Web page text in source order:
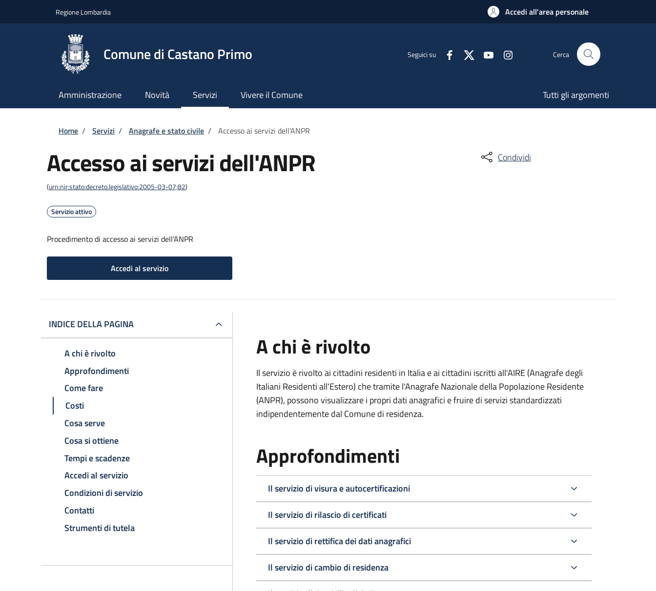
Regione Lombardia Accedi all'area personale
Comune di Castano Primo Seguici su Cerca
Amministrazione Novità Servizi Vivere il Comune Tutti gli argomenti
Briciole di pane
Home / Servizi / Anagrafe e stato civile / Accesso ai servizi dell'ANPR
Accesso ai servizi dell'ANPR
(urn:nir:stato:decreto.legislativo:2005-03-07;82)
Servizio attivo
Procedimento di accesso ai servizi dell'ANPR
Accedi al servizio
Condividi
INDICE DELLA PAGINA
A chi è rivolto
Approfondimenti
Come fare
Costi
Cosa serve
Cosa si ottiene
Tempi e scadenze
Accedi al servizio
Condizioni di servizio
Contatti
Strumenti di tutela
A chi è rivolto
Il servizio è rivolto ai cittadini residenti in Italia e ai cittadini iscritti all'AIRE (Anagrafe degli
Italiani Residenti all'Estero) che tramite l'Anagrafe Nazionale della Popolazione Residente
(ANPR), possono visualizzare i propri dati anagrafici e fruire di servizi standardizzati
indipendentemente dal Comune di residenza.
Approfondimenti
Il servizio di visura e autocertificazioni
Il servizio di rilascio di certificati
Il servizio di rettifica dei dati anagrafici
Il servizio di cambio di residenza